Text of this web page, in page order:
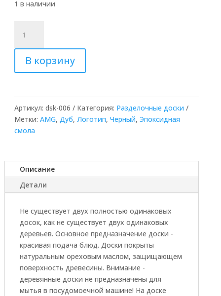
1 в наличии
товара
Доска
дуба
черной
смолы
с
логотипом
В корзину
Артикул: dsk-006 Категория: Разделочные доски
Метки: AMG, Дуб, Логотип, Черный, Эпоксидная
смола
Описание
Детали
Не существует двух полностью одинаковых
досок, как не существует двух одинаковых
деревьев. Основное предназначение доски -
красивая подача блюд. Доски покрыты
натуральным ореховым маслом, защищающем
поверхность древесины. Внимание -
деревянные доски не предназначены для
мытья в посудомоечной машине! На доске